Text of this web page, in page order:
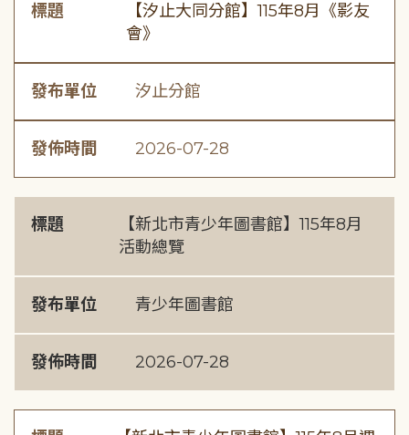
標題
【汐止大同分館】115年8月《影友
會》
發布單位 汐止分館
發佈時間 2026-07-28
標題
【新北市青少年圖書館】115年8月
活動總覽
發布單位 青少年圖書館
發佈時間 2026-07-28